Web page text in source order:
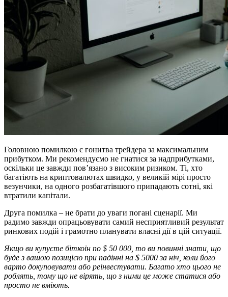
Головною помилкою є гонитва трейдера за максимальним
прибутком. Ми рекомендуємо не гнатися за надприбутками,
оскільки це завжди пов’язано з високим ризиком. Ті, хто
багатіють на криптовалютах швидко, у великій мірі просто
везунчики, на одного розбагатівшого припадають сотні, які
втратили капітали.
Друга помилка – не брати до уваги погані сценарії. Ми
радимо завжди опрацьовувати самий несприятливий результат
ринкових подій і грамотно планувати власні дії в цій ситуації.
Якщо ви купуєте біткоін по $ 50 000, то ви повинні знати, що
буде з вашою позицією при падінні на $ 5000 за ніч, коли його
варто докуповувати або реінвестувати. Багато хто цього не
роблять, тому що не вірять, що з ними це може статися або
просто не вміють.